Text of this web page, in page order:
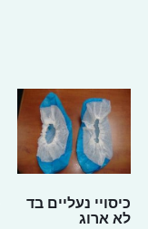
כיסויי נעליים בד
לא ארוג